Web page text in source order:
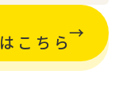
こちら